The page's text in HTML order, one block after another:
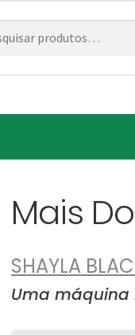
Mais
SHAYLA
Uma máquina